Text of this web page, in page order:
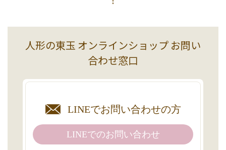
人形の東玉 オンラインショップ お問い
合わせ窓口
LINEでお問い合わせの方
LINEでのお問い合わせ